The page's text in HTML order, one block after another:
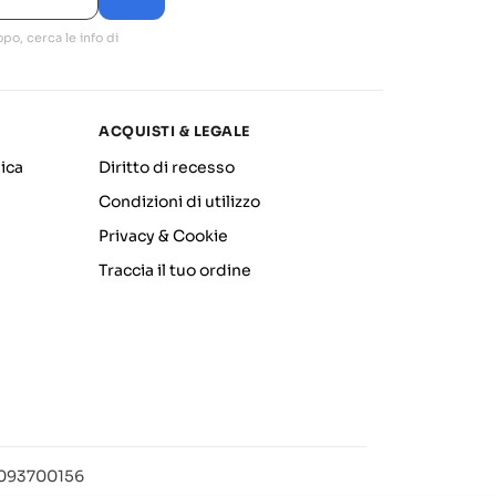
cerca le info di
ACQUISTI & LEGALE
Diritto di recesso
Condizioni di utilizzo
Privacy & Cookie
Traccia il tuo ordine